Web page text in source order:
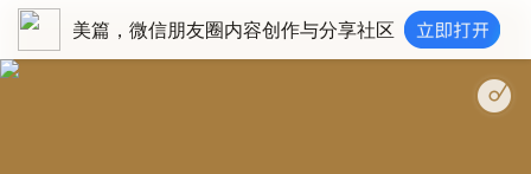
美篇，微信朋友圈内容创作与分享社区